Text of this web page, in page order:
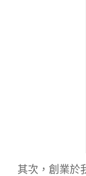
其次，創業於